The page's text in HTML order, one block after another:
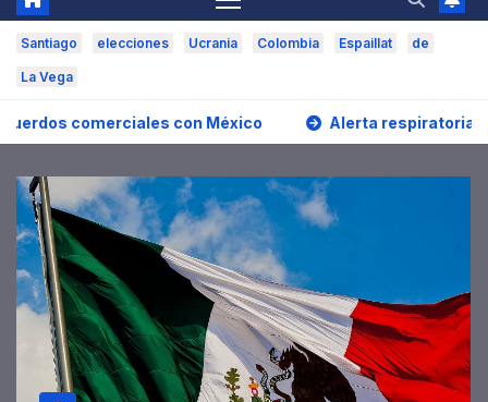
Santiago elecciones Ucrania Colombia Espaillat de
La Vega
respiratoria! Calidad del aire alcanza niveles peligrosos en